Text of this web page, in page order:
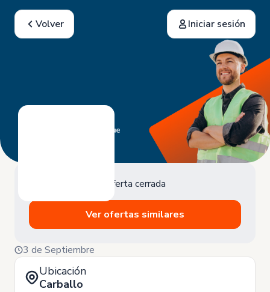
Volver Iniciar sesión
Oferta cerrada
Ver ofertas similares
3 de Septiembre
Ubicación
Carballo